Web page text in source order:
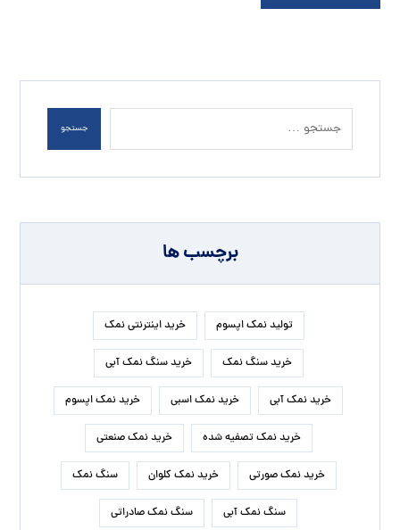
جستجو
برچسب ها
تولید نمک اپسوم خرید اینترنتی نمک
خرید سنگ نمک خرید سنگ نمک آبی
خرید نمک آبی خرید نمک اسبی خرید نمک اپسوم
خرید نمک تصفیه شده خرید نمک صنعتی
خرید نمک صورتی خرید نمک کلوان سنگ نمک
سنگ نمک آبی سنگ نمک صادراتی